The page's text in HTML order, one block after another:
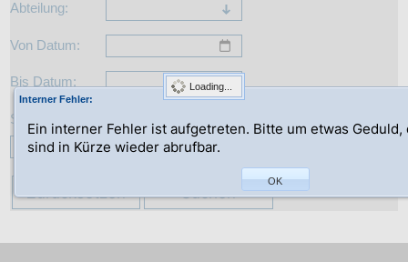
Abteilung:
Von Datum:
Bis Datum:
Suche:
Zurücksetzen Suchen
Loading...
Interner Fehler:
Ein interner Fehler ist aufgetreten. Bitte um etwas
sind in Kürze wieder abrufbar.
OK